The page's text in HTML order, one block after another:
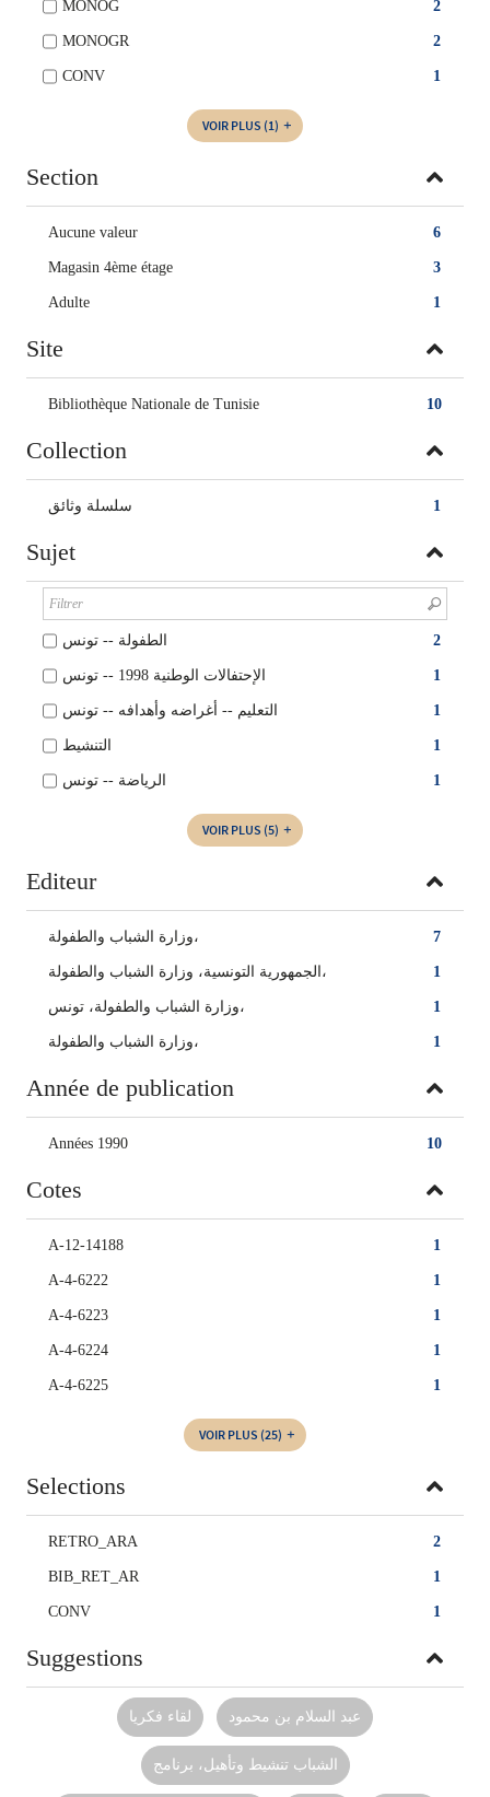
2
MONOG
2
MONOGR
1
CONV
VOIR PLUS (1)
Section
6
Aucune valeur
3
Magasin 4ème étage
1
Adulte
Site
10
Bibliothèque Nationale de Tunisie
Collection
1 سلسلة وثائق
Sujet
2 الطفولة -- تونس
1 الإحتفالات الوطنية 1998 -- تونس
1 التعليم -- أغراضه وأهدافه -- تونس
1 التنشيط
1 الرياضة -- تونس
VOIR PLUS (5)
Editeur
7 وزارة الشباب والطفولة،
1 الجمهورية التونسية، وزارة الشباب والطفولة،
1 وزارة الشباب والطفولة، تونس،
1 ‏وزارة الشباب والطفولة‏،
Année de publication
10
Années 1990
Cotes
1
A-12-14188
1
A-4-6222
1
A-4-6223
1
A-4-6224
1
A-4-6225
VOIR PLUS (25)
Selections
2
RETRO_ARA
1
BIB_RET_AR
1
CONV
Suggestions
لقاء فكريا عبد السلام بن محمود
الشباب تنشيط وتأهيل، برنامج